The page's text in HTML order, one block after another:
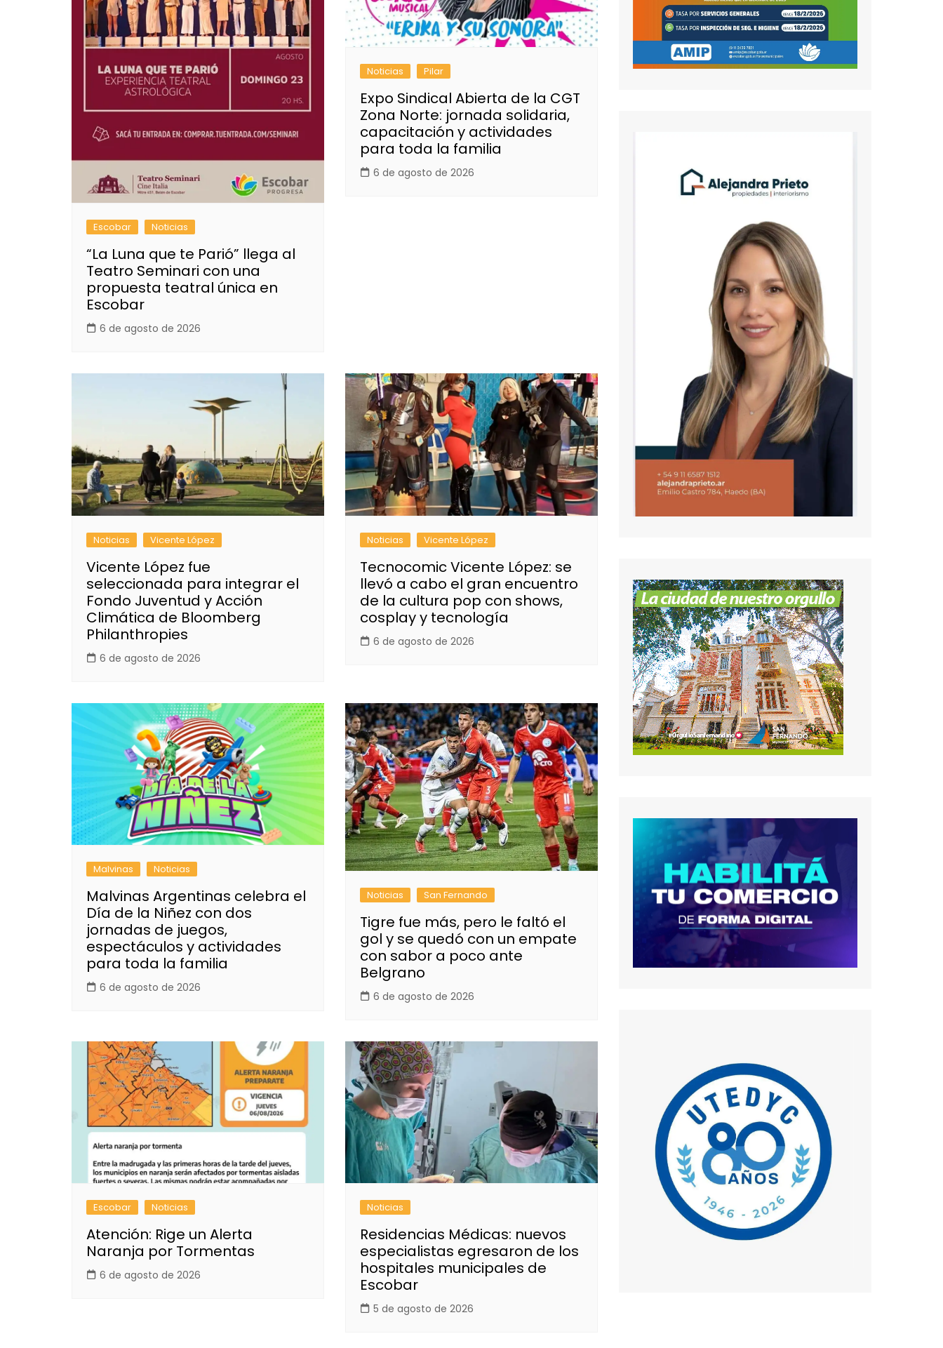
Escobar Noticias
“La Luna que te Parió” llega al
Teatro Seminari con una
propuesta teatral única en
Escobar
6 de agosto de 2026
Noticias Pilar
Expo Sindical Abierta de la CGT
Zona Norte: jornada solidaria,
capacitación y actividades
para toda la familia
6 de agosto de 2026
Noticias Vicente López
Vicente López fue
seleccionada para integrar el
Fondo Juventud y Acción
Climática de Bloomberg
Philanthropies
6 de agosto de 2026
Noticias Vicente López
Tecnocomic Vicente López: se
llevó a cabo el gran encuentro
de la cultura pop con shows,
cosplay y tecnología
6 de agosto de 2026
Malvinas Noticias
Malvinas Argentinas celebra el
Día de la Niñez con dos
jornadas de juegos,
espectáculos y actividades
para toda la familia
6 de agosto de 2026
Noticias San Fernando
Tigre fue más, pero le faltó el
gol y se quedó con un empate
con sabor a poco ante
Belgrano
6 de agosto de 2026
Escobar Noticias
Atención: Rige un Alerta
Naranja por Tormentas
6 de agosto de 2026
Noticias
Residencias Médicas: nuevos
especialistas egresaron de los
hospitales municipales de
Escobar
5 de agosto de 2026